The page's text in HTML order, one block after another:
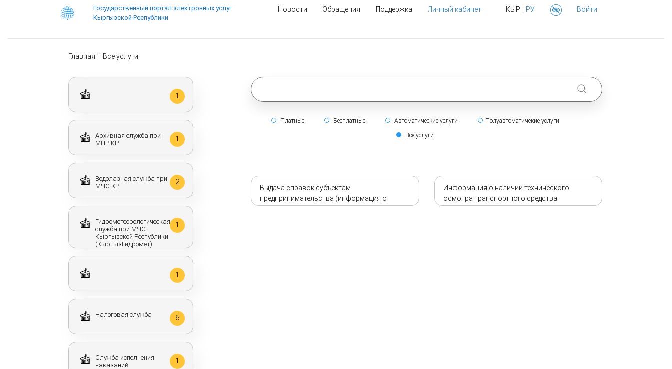
Государственный портал электронных услуг
Кыргызской Республики
Новости Обращения Поддержка Личный кабинет КЫР | РУ Войти
Главная Все услуги
1
Архивная служба при
МЦР КР
1
Водолазная служба при
МЧС КР
2
Гидрометеорологическая
служба при МЧС
Кыргызской Республики
(КыргызГидромет)
1
1
Налоговая служба 6
Служба исполнения
наказаний
1
Платные Бесплатные Автоматические услуги Полуавтоматичекие услуги
Все услуги
Выдача справок субъектам
предпринимательства (информация о
Информация о наличии технического
осмотра транспортного средства